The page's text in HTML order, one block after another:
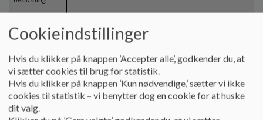
Håndværk/design (HDS) er meget små, hvilket
udfordrer økonomi, pædagogik og arbejdsmiljø.
Skolens MED-udvalg ønsker at søge kommunale
midler til en udvidelse. Skolen har søgt om midler
de sidste 3 år uden held. Bestyrelsen skal forholde
sig til, om vi ønsker at søge igen i budget 2024.
Cookieindstillinger
Hvis du klikker på knappen ’Accepter alle’, godkender du, at
vi sætter cookies til brug for statistik.
Hvis du klikker på knappen ’Kun nødvendige,’ sætter vi ikke
cookies til statistik – vi benytter dog en cookie for at huske
dit valg.